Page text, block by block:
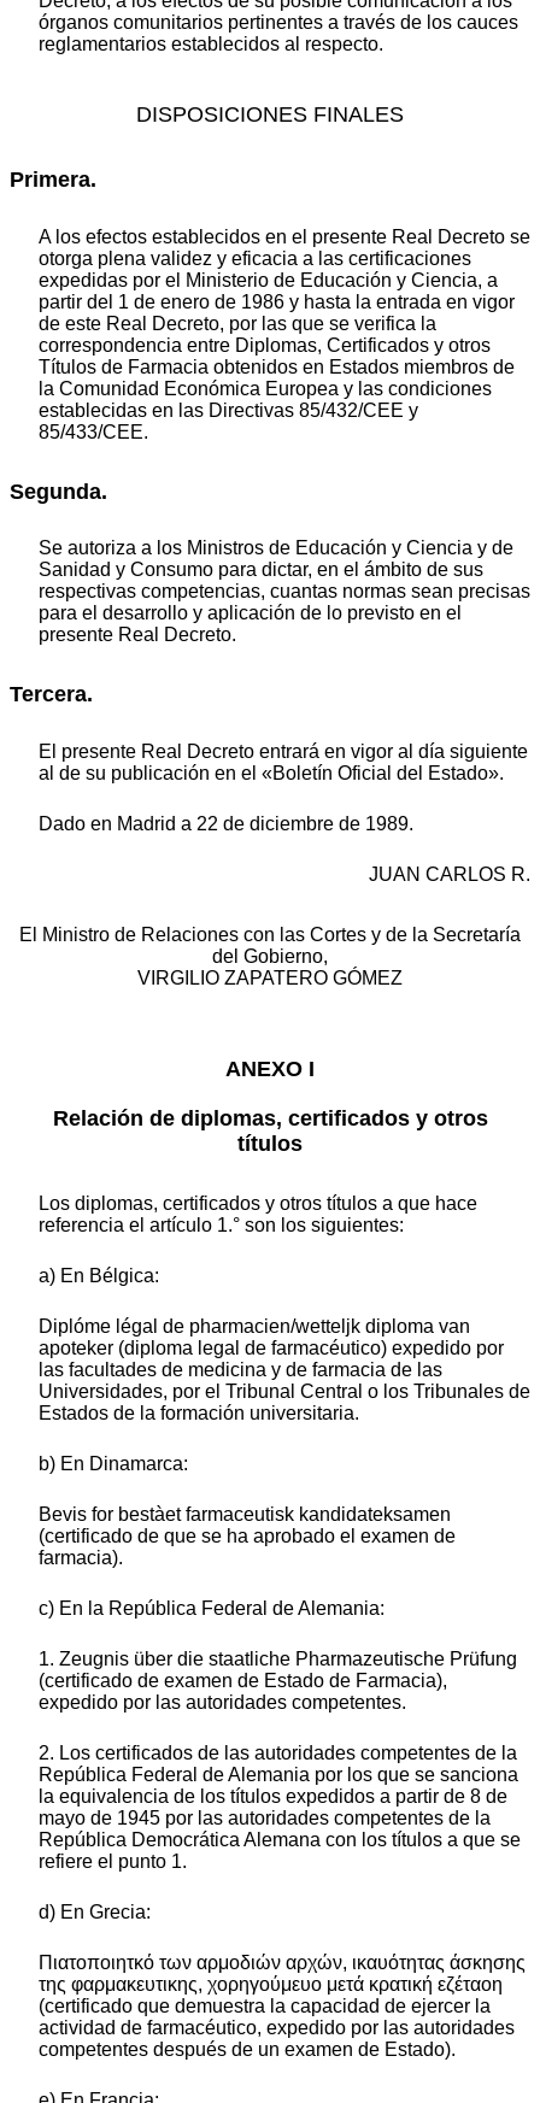
órganos comunitarios pertinentes a través de los cauces
reglamentarios establecidos al respecto.
DISPOSICIONES FINALES
Primera.
A los efectos establecidos en el presente Real Decreto se
otorga plena validez y eficacia a las certificaciones
expedidas por el Ministerio de Educación y Ciencia, a
partir del 1 de enero de 1986 y hasta la entrada en vigor
de este Real Decreto, por las que se verifica la
correspondencia entre Diplomas, Certificados y otros
Títulos de Farmacia obtenidos en Estados miembros de
la Comunidad Económica Europea y las condiciones
establecidas en las Directivas 85/432/CEE y
85/433/CEE.
Segunda.
Se autoriza a los Ministros de Educación y Ciencia y de
Sanidad y Consumo para dictar, en el ámbito de sus
respectivas competencias, cuantas normas sean precisas
para el desarrollo y aplicación de lo previsto en el
presente Real Decreto.
Tercera.
El presente Real Decreto entrará en vigor al día siguiente
al de su publicación en el «Boletín Oficial del Estado».
Dado en Madrid a 22 de diciembre de 1989.
JUAN CARLOS R.
El Ministro de Relaciones con las Cortes y de la Secretaría
del Gobierno,
VIRGILIO ZAPATERO GÓMEZ
ANEXO I
Relación de diplomas, certificados y otros
títulos
Los diplomas, certificados y otros títulos a que hace
referencia el artículo 1.° son los siguientes:
a) En Bélgica:
Diplóme légal de pharmacien/wetteljk diploma van
apoteker (diploma legal de farmacéutico) expedido por
las facultades de medicina y de farmacia de las
Universidades, por el Tribunal Central o los Tribunales de
Estados de la formación universitaria.
b) En Dinamarca:
Bevis for bestàet farmaceutisk kandidateksamen
(certificado de que se ha aprobado el examen de
farmacia).
c) En la República Federal de Alemania:
1. Zeugnis über die staatliche Pharmazeutische Prüfung
(certificado de examen de Estado de Farmacia),
expedido por las autoridades competentes.
2. Los certificados de las autoridades competentes de la
República Federal de Alemania por los que se sanciona
la equivalencia de los títulos expedidos a partir de 8 de
mayo de 1945 por las autoridades competentes de la
República Democrática Alemana con los títulos a que se
refiere el punto 1.
d) En Grecia:
Πιατοποιητκό των αρμοδιών αρχών, ικαυότητας άσκησης
της φαρμακευτικης, χορηγούμευο μετά κρατική εζέταοη
(certificado que demuestra la capacidad de ejercer la
actividad de farmacéutico, expedido por las autoridades
competentes después de un examen de Estado).